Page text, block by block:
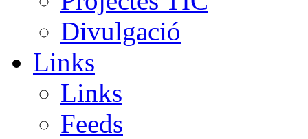
Divulgació
Links
Links
Feeds